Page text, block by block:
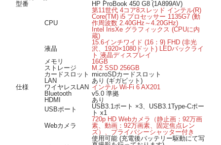
可能です。
USB3.1Type-Cポートを装備、コネクタ部分に上下の区別がないため、差し込み方
向を間違える心配がありません。
HDMI出力端子付きですのでHDMI入力のある外部モニターへの映像出力が可能。
microSDスロットを装備、変換アダプターを使わずに直接microSDメディアの読み
型番
HP ProBook 450 G8 (1A899AV)
仕様
CPU
第11世代 4コア8スレッド インテル(R)
Core(TM) i5 プロセッサー 1135G7 (動
作周波数 2.40GHz～4.20GHz)
Intel IrisXe グラフィックス (CPUに内
蔵)
液晶
15.6インチワイド (16：9) FHD (非光
沢、1920×1080ドット) LEDバックライ
ト 液晶ディスプレイ
メモリ
16GB
ストレージ
M.2 SSD 256GB
カードスロット microSDカードスロット
LAN
あり (ギガビット)
ワイヤレスLAN インテル Wi-Fi 6 AX201
Bluetooth
v5.0 準拠
HDMI
あり
USBポート
USB3.1ポート ×3、USB3.1Type-Cポー
ト x1
Webカメラ
720p HD Webカメラ（静止画：92万画
素、動画：92万画素、固定焦点レン
ズ）、プライバシーシャッター付き
使用可能 (充電後バッテリー駆動にて写